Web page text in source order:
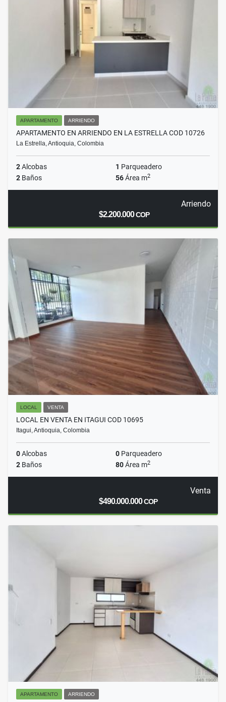
APARTAMENTO ARRIENDO
APARTAMENTO EN ARRIENDO EN LA ESTRELLA COD 10726
La Estrella, Antioquia, Colombia
2Alcobas 1 Parqueadero
2 Baños 56Área m2
Arriendo
$2.200.000COP
LOCAL VENTA
LOCAL EN VENTA EN ITAGUI COD 10695
Itagui, Antioquia, Colombia
0Alcobas 0 Parqueadero
2 Baños 80Área m2
Venta
$490.000.000COP
APARTAMENTO ARRIENDO